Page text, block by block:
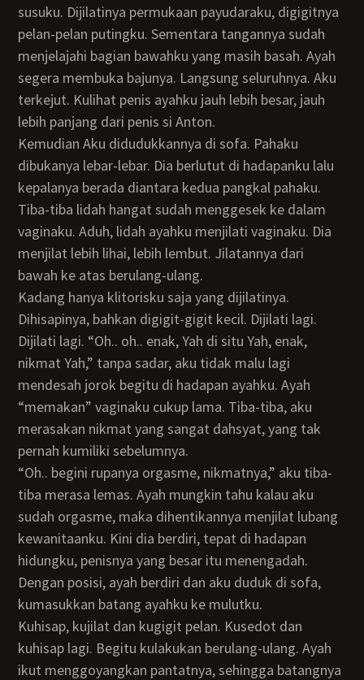
susuku. Dijilatinya permukaan payudaraku, digigitnya
pelan-pelan putingku. Sementara tangannya sudah
menjelajahi bagian bawahku yang masih basah. Ayah
segera membuka bajunya. Langsung seluruhnya. Aku
terkejut. Kulihat penis ayahku jauh lebih besar, jauh
lebih panjang dari penis si Anton.
Kemudian Aku didudukkannya di sofa. Pahaku
dibukanya lebar-lebar. Dia berlutut di hadapanku lalu
kepalanya berada diantara kedua pangkal pahaku.
Tiba-tiba lidah hangat sudah menggesek ke dalam
vaginaku. Aduh, lidah ayahku menjilati vaginaku. Dia
menjilat lebih lihai, lebih lembut. Jilatannya dari
bawah ke atas berulang-ulang.
Kadang hanya klitorisku saja yang dijilatinya.
Dihisapinya, bahkan digigit-gigit kecil. Dijilati lagi.
Dijilati lagi. “Oh.. oh.. enak, Yah di situ Yah, enak,
nikmat Yah,” tanpa sadar, aku tidak malu lagi
mendesah jorok begitu di hadapan ayahku. Ayah
“memakan” vaginaku cukup lama. Tiba-tiba, aku
merasakan nikmat yang sangat dahsyat, yang tak
pernah kumiliki sebelumnya.
“Oh.. begini rupanya orgasme, nikmatnya,” aku tiba-
tiba merasa lemas. Ayah mungkin tahu kalau aku
sudah orgasme, maka dihentikannya menjilat lubang
kewanitaanku. Kini dia berdiri, tepat di hadapan
hidungku, penisnya yang besar itu menengadah.
Dengan posisi, ayah berdiri dan aku duduk di sofa,
kumasukkan batang ayahku ke mulutku.
Kuhisap, kujilat dan kugigit pelan. Kusedot dan
kuhisap lagi. Begitu kulakukan berulang-ulang. Ayah
ikut menggoyangkan pantatnya, sehingga batangnya